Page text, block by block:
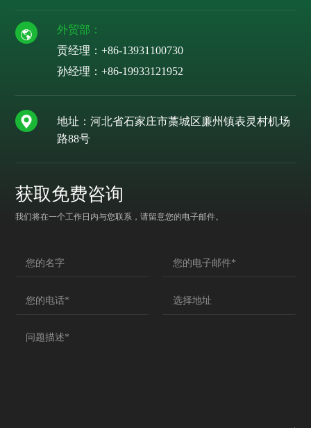
外贸部：
贡经理：+86-13931100730
孙经理：+86-19933121952
地址：河北省石家庄市藁城区廉州镇表灵村机场
路88号
获取免费咨询
我们将在一个工作日内与您联系，请留意您的电子邮件。